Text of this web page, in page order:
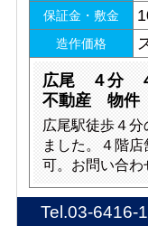
保証金・敷金
造作価格
広尾 ４分
不動産 物件
広尾駅徒歩４
ました。４階
可。お問い合わ
Tel.03-6416-